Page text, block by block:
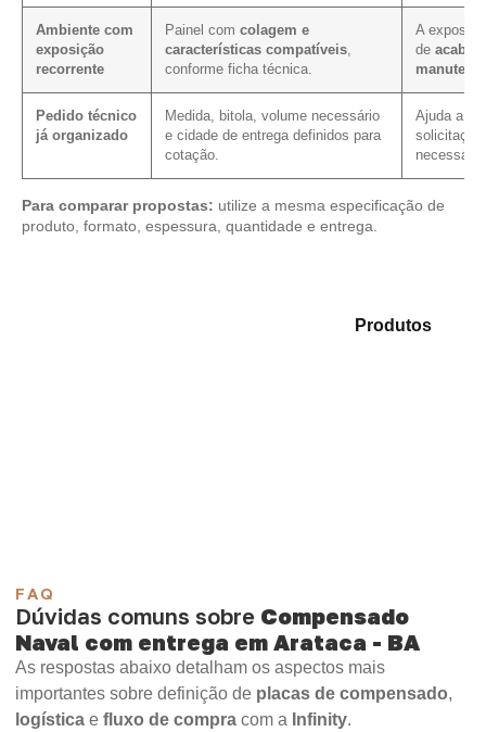
Ambiente com
exposição
recorrente
Painel com colagem e
características compatíveis
conforme ficha técnica.
A
de
Pedido técnico
já organizado
Medida, bitola, volume necessário
e cidade de entrega definidos para
cotação.
Ajuda a
Para comparar propostas: utilize a mesma especificação de
produto, formato, espessura, quantidade e entrega.
Produtos
FAQ
Dúvidas comuns sobre Compensado
Naval com entrega em Arataca - BA
As respostas abaixo detalham os aspectos mais
importantes sobre definição de placas de compensado,
logística e fluxo de compra com a Infinity.